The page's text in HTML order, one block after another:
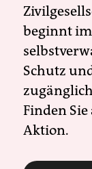
beginnt
Schutz
Finden
Aktion.